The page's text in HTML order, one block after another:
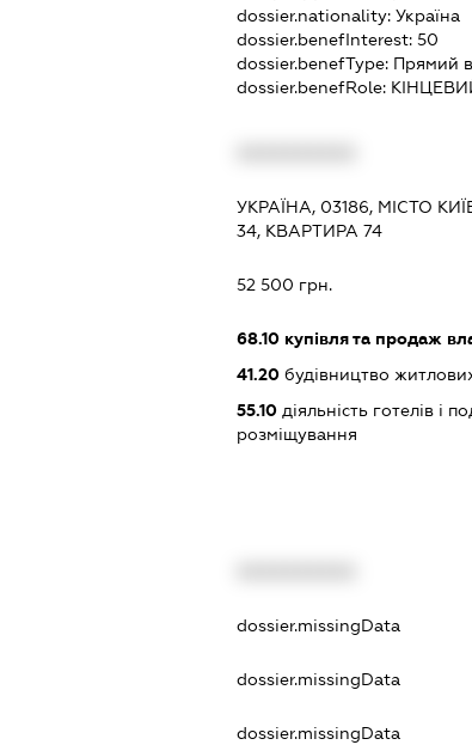
dossier.nationality: Україна
dossier.benefInterest: 50
dossier.benefType: Прямий
dossier.benefRole:
УКРАЇНА, 03186, МІСТО
34, КВАРТИРА 74
52 500 грн.
68.10купівля та продаж
41.20будівництво
55.10діяльність готелів і
розміщування
dossier.missingData
dossier.missingData
dossier.missingData